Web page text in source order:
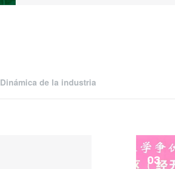
Dinámica de la industria
03